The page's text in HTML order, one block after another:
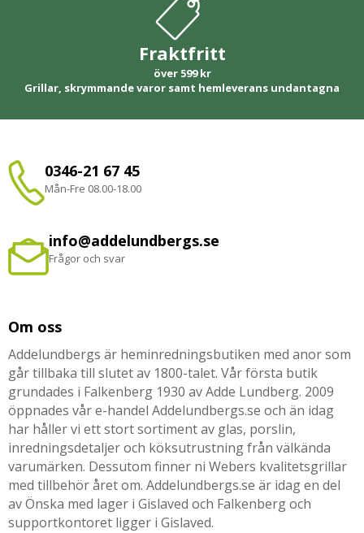
Fraktfritt
över 599 kr
Grillar, skrymmande varor samt hemleverans undantagna
0346-21 67 45
Mån-Fre 08.00-18.00
info@addelundbergs.se
Frågor och svar
Om oss
Addelundbergs är heminredningsbutiken med anor som
går tillbaka till slutet av 1800-talet. Vår första butik
grundades i Falkenberg 1930 av Adde Lundberg. 2009
öppnades vår e-handel Addelundbergs.se och än idag
har håller vi ett stort sortiment av glas, porslin,
inredningsdetaljer och köksutrustning från välkända
varumärken. Dessutom finner ni Webers kvalitetsgrillar
med tillbehör året om. Addelundbergs.se är idag en del
av Önska med lager i Gislaved och Falkenberg och
supportkontoret ligger i Gislaved.